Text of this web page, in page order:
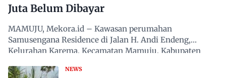
Juta Belum Dibayar
MAMUJU, Mekora.id – Kawasan perumahan
Samusengana Residence di Jalan H. Andi Endeng,
Kelurahan Karema, Kecamatan Mamuju, Kabupaten
NEWS